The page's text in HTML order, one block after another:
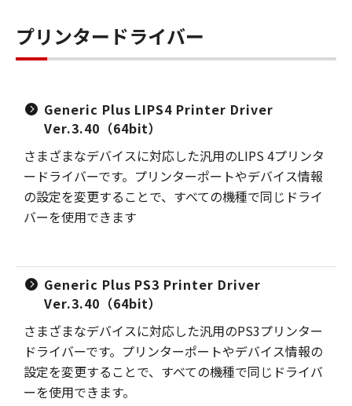
プリンタードライバー
Generic Plus LIPS4 Printer Driver
Ver.3.40（64bit）
さまざまなデバイスに対応した汎用のLIPS 4プリンタ
ードライバーです。プリンターポートやデバイス情報
の設定を変更することで、すべての機種で同じドライ
バーを使用できます
Generic Plus PS3 Printer Driver
Ver.3.40（64bit）
さまざまなデバイスに対応した汎用のPS3プリンター
ドライバーです。プリンターポートやデバイス情報の
設定を変更することで、すべての機種で同じドライバ
ーを使用できます。